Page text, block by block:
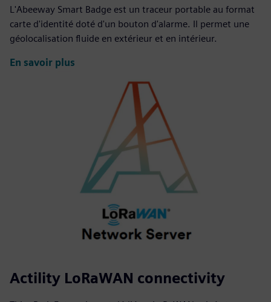
L'Abeeway Smart Badge est un traceur portable au format
carte d'identité doté d'un bouton d'alarme. Il permet une
géolocalisation fluide en extérieur et en intérieur.
En savoir plus
Actility LoRaWAN connectivity